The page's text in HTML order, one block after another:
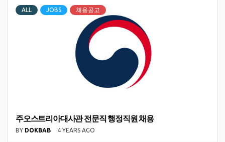
ALL JOBS 채용공고
주오스트리아대사관 전문직 행정직원 채용
BY DOKBAB 4 YEARS AGO